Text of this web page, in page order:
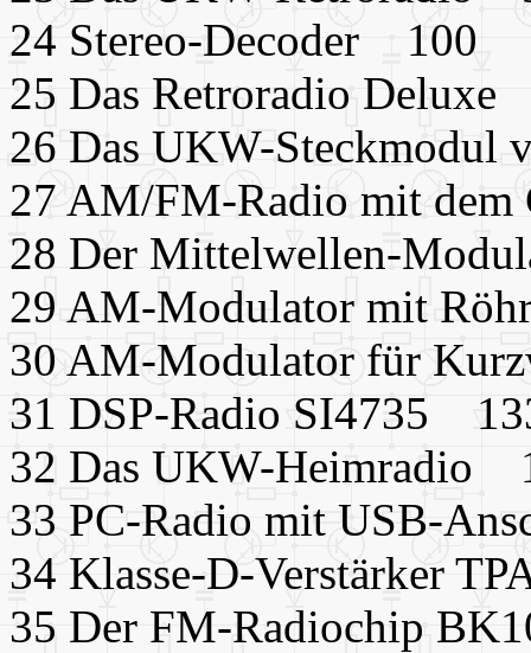
24 Stereo-Decoder 100
25 Das Retroradio
26 Das UKW-
27 AM/FM-Radio mit
28 Der Mittelwellen-
29 AM-Modulator mit
30 AM-Modulator für
31 DSP-Radio SI4735
32 Das UKW-Heimradio
33 PC-Radio mit USB-
34 Klasse-D-Verstärker
35 Der FM-Radiochip